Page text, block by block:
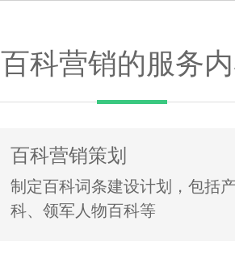
百科营销的服务
百科营销策划
制定百科词条建设计划，包括
科、领军人物百科等